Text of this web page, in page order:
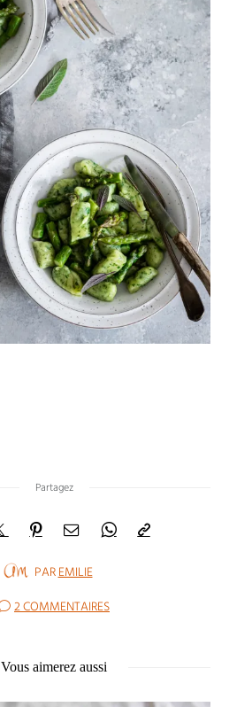
Partagez
PAREMILIE
2 COMMENTAIRES
Vous aimerez aussi